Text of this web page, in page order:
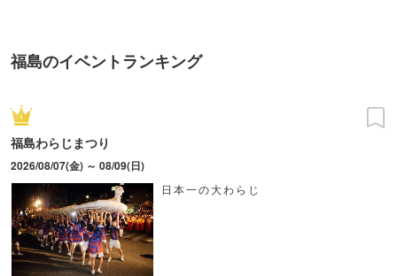
福島のイベントランキング
福島わらじまつり
2026/08/07(金) ～ 08/09(日)
日本一の大わらじ